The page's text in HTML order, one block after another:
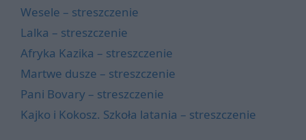
Wesele – streszczenie
Lalka – streszczenie
Afryka Kazika – streszczenie
Martwe dusze – streszczenie
Pani Bovary – streszczenie
Kajko i Kokosz. Szkoła latania – streszczenie